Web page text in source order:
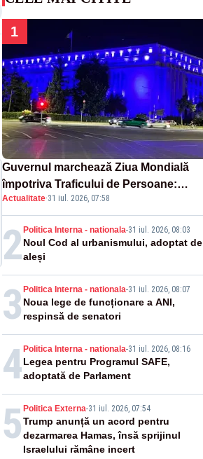
1
Guvernul marchează Ziua Mondială
împotriva Traficului de Persoane:
Palatul Victoria, iluminat în albastru
Actualitate·31 iul. 2026, 07:58
2Politica Interna - nationala-31 iul. 2026, 08:03
Noul Cod al urbanismului, adoptat de
aleși
3 Politica Interna - nationala-31 iul. 2026, 08:07
Noua lege de funcționare a ANI,
respinsă de senatori
4Politica Interna - nationala-31 iul. 2026, 08:16
Legea pentru Programul SAFE,
adoptată de Parlament
5 Politica Externa-31 iul. 2026, 07:54
Trump anunță un acord pentru
dezarmarea Hamas, însă sprijinul
Israelului rămâne incert